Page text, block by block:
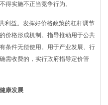
得实施不正当竞争行为。
益。发挥好价格政策的杠杆调节
价格形成机制。指导推动用于公共
条件无偿使用。用于产业发展、行
需收费的，实行政府指导定价管
康发展